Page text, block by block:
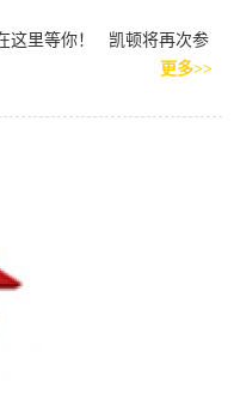
这里等你！ 凯顿将再次参
更多>>